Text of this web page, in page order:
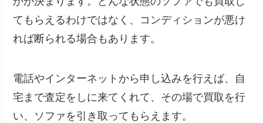
てもらえるわけではなく、コンディションが悪け
れば断られる場合もあります。
電話やインターネットから申し込みを行えば、自
宅まで査定をしに来てくれて、その場で買取を行
い、ソファを引き取ってもらえます。